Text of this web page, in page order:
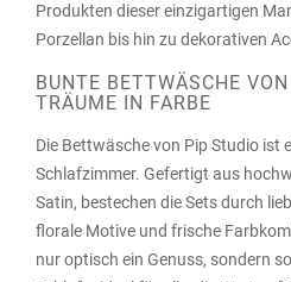
Produkten dieser einzigartigen
Porzellan bis hin zu dekorativen
BUNTE BETTWÄSCHE
TRÄUME IN FARBE
Die Bettwäsche von Pip Studio ist
Schlafzimmer. Gefertigt aus
Satin, bestechen die Sets durch
florale Motive und frische
nur optisch ein Genuss, sondern